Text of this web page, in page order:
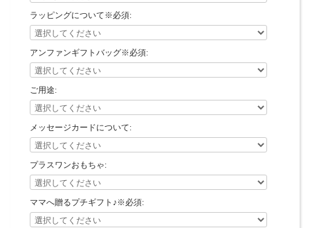
ラッピングについて※必須:
アンファンギフトバッグ※必須:
ご用途:
メッセージカードについて:
プラスワンおもちゃ:
ママへ贈るプチギフト♪※必須: